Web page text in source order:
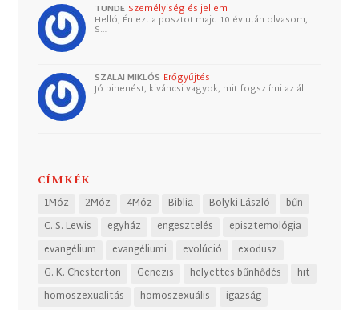
TUNDE Személyiség és jellem
Helló, Én ezt a posztot majd 10 év után olvasom,
S…
SZALAI MIKLÓS Erőgyűjtés
Jó pihenést, kiváncsi vagyok, mit fogsz írni az ál…
CÍMKÉK
1Móz 2Móz 4Móz Biblia Bolyki László
bűn
C. S. Lewis
egyház engesztelés
episztemológia
evangélium
evangéliumi evolúció
exodusz
G. K. Chesterton
Genezis helyettes bűnhődés
hit
homoszexualitás
homoszexuális
igazság